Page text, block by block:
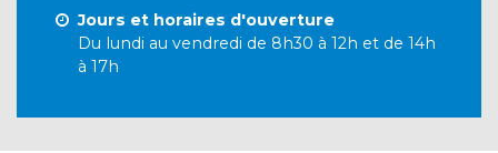
Jours et horaires d'ouverture
Du lundi au vendredi de 8h30 à 12h et de 14h
à 17h